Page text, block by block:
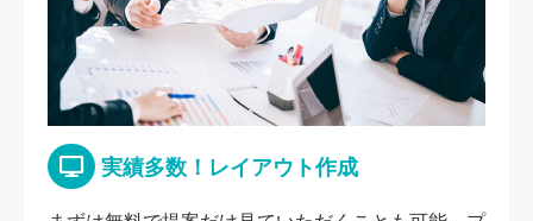
実績多数！レイアウト作成